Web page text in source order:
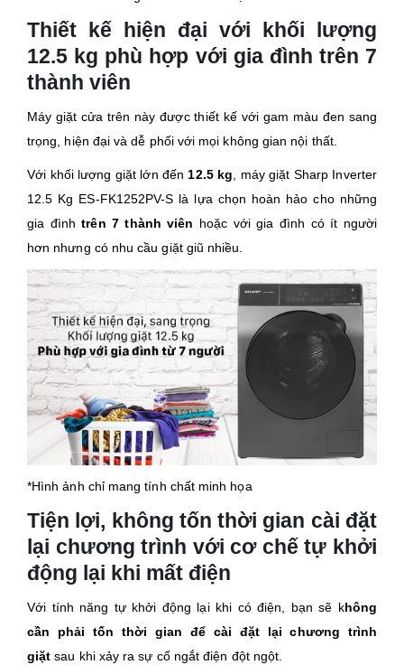
Thiết kế hiện đại với khối lượng
12.5 kg phù hợp với gia đình trên 7
thành viên
Máy giặt cửa trên này được thiết kế với gam màu đen sang
trọng, hiện đại và dễ phối với mọi không gian nội thất.
Với khối lượng giặt lớn đến12.5 kg, máy giặt Sharp Inverter
12.5 Kg ES-FK1252PV-S là lựa chọn hoàn hảo cho những
gia đìnhtrên 7 thành viên hoặc với gia đình có ít người
hơn nhưng có nhu cầu giặt giũ nhiều.
*Hình ảnh chỉ mang tính chất minh họa
Tiện lợi, không tốn thời gian cài đặt
lại chương trình với cơ chế tự khởi
động lại khi mất điện
Với tính năng tự khởi động lại khi có điện, bạn sẽ không
cần phải tốn thời gian để cài đặt lại chương trình
giặtsau khi xảy ra sự cố ngắt điện đột ngột.